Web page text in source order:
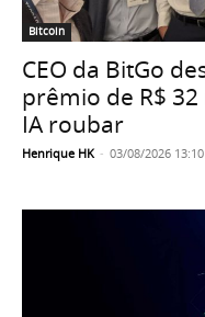
Bitcoin
CEO da BitGo
prêmio de R$
IA roubar
Henrique HK - 03/08/2026 13:10